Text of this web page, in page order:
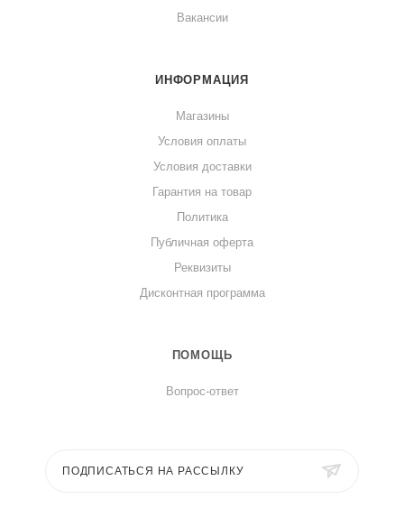
Вакансии
ИНФОРМАЦИЯ
Магазины
Условия оплаты
Условия доставки
Гарантия на товар
Политика
Публичная оферта
Реквизиты
Дисконтная программа
ПОМОЩЬ
Вопрос-ответ
ПОДПИСАТЬСЯ НА РАССЫЛКУ